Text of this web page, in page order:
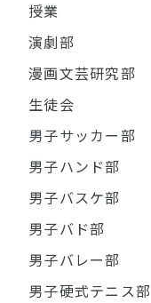
授業
演劇部
漫画文芸研究部
生徒会
男子サッカー部
男子ハンド部
男子バスケ部
男子バド部
男子バレー部
男子硬式テニス部